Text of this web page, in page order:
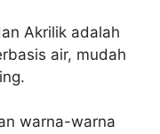
Akrilik adalah
air, mudah
warna-warna